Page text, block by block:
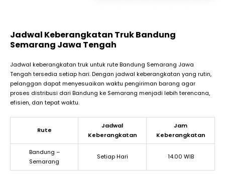
Jadwal Keberangkatan Truk Bandung
Semarang Jawa Tengah
Jadwal keberangkatan truk untuk rute Bandung Semarang Jawa
Tengah tersedia setiap hari. Dengan jadwal keberangkatan yang rutin,
pelanggan dapat menyesuaikan waktu pengiriman barang agar
proses distribusi dari Bandung ke Semarang menjadi lebih terencana,
efisien, dan tepat waktu.
Rute
Jadwal
Keberangkatan
Jam
Keberangkatan
Bandung –
Semarang
Setiap Hari 14.00 WIB